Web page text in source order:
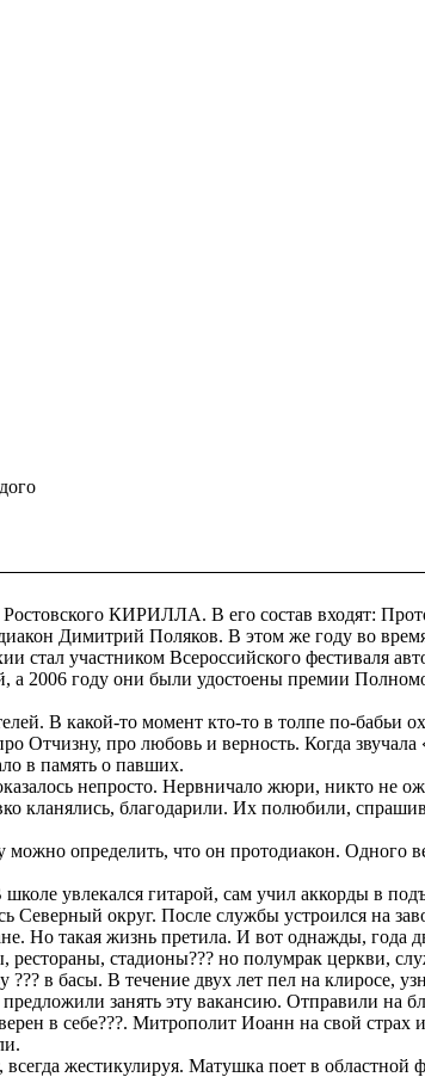
КИРИЛЛА. В его состав входят:
Димитрий Поляков. В этом же году во
стал участником Всероссийского фестиваля
а 2006 году они были удостоены премии
В какой-то момент кто-то в толпе по-
про любовь и верность. Когда звучала
в память о павших.
непросто. Нервничало жюри, никто не
кланялись, благодарили. Их полюбили,
определить, что он протодиакон. Одного
увлекался гитарой, сам учил аккорды в
Северный округ. После службы устроился на
Но такая жизнь претила. И вот однажды, года
рестораны, стадионы??? но полумрак церкви,
в басы. В течение двух лет пел на клиросе,
занять эту вакансию. Отправили на
в себе???. Митрополит Иоанн на свой страх
жестикулируя. Матушка поет в областной